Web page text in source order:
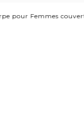
pour Femmes